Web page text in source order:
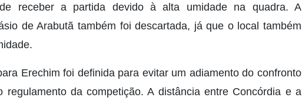
receber a partida devido à alta umidade na quadra. A
de Arabutã também foi descartada, já que o local também
Erechim foi definida para evitar um adiamento do confronto
regulamento da competição. A distância entre Concórdia e a